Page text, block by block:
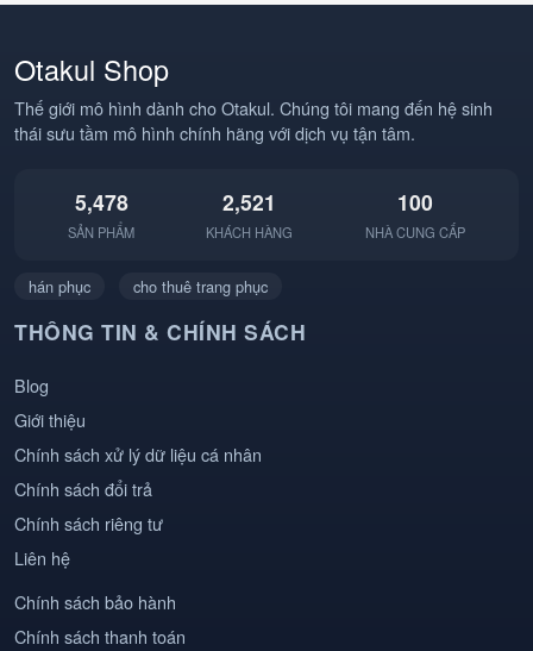
Otakul Shop
Thế giới mô hình dành cho Otakul. Chúng tôi mang đến hệ sinh
thái sưu tầm mô hình chính hãng với dịch vụ tận tâm.
5,478
SẢN PHẨM
2,521
KHÁCH HÀNG
100
NHÀ CUNG CẤP
hán phục cho thuê trang phục
THÔNG TIN & CHÍNH SÁCH
Blog
Giới thiệu
Chính sách xử lý dữ liệu cá nhân
Chính sách đổi trả
Chính sách riêng tư
Liên hệ
Chính sách bảo hành
Chính sách thanh toán